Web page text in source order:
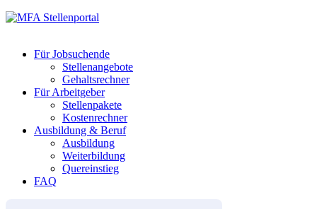
Für Jobsuchende
Stellenangebote
Gehaltsrechner
Für Arbeitgeber
Stellenpakete
Kostenrechner
Ausbildung & Beruf
Ausbildung
Weiterbildung
Quereinstieg
FAQ